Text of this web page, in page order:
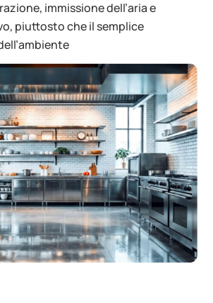
immissione dell’aria e
piuttosto che il semplice